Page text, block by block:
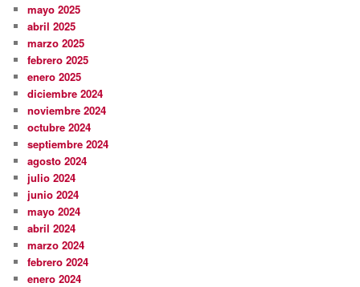
mayo 2025
abril 2025
marzo 2025
febrero 2025
enero 2025
diciembre 2024
noviembre 2024
octubre 2024
septiembre 2024
agosto 2024
julio 2024
junio 2024
mayo 2024
abril 2024
marzo 2024
febrero 2024
enero 2024